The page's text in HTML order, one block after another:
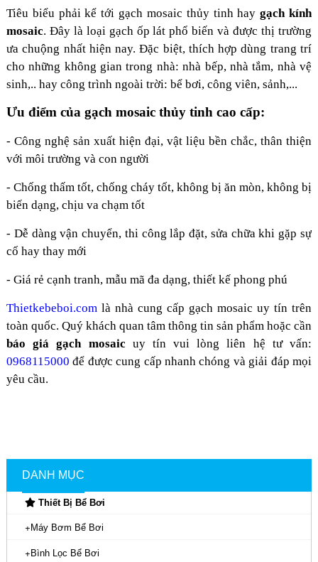
Tiêu biểu phải kể tới gạch mosaic thủy tinh haygạch kính
mosaic. Đây là loại gạch ốp lát phổ biến và được thị trường
ưa chuộng nhất hiện nay. Đặc biệt, thích hợp dùng trang trí
cho những không gian trong nhà: nhà bếp, nhà tắm, nhà vệ
sinh,.. hay công trình ngoài trời: bể bơi, công viên, sảnh,...
Ưu điểm của gạch mosaic thủy tinh cao cấp:
- Công nghệ sản xuất hiện đại, vật liệu bền chắc, thân thiện
với môi trường và con người
- Chống thấm tốt, chống cháy tốt, không bị ăn mòn, không bị
biến dạng, chịu va chạm tốt
- Dễ dàng vận chuyển, thi công lắp đặt, sửa chữa khi gặp sự
cố hay thay mới
- Giá rẻ cạnh tranh, mẫu mã đa dạng, thiết kế phong phú
Thietkebeboi.comlà nhà cung cấp gạch mosaic uy tín trên
toàn quốc. Quý khách quan tâm thông tin sản phẩm hoặc cần
báo giá gạch mosaic uy tín vui lòng liên hệ tư vấn:
0968115000 để được cung cấp nhanh chóng và giải đáp mọi
yêu cầu.
DANH MỤC
Thiết Bị Bể Bơi
Máy Bơm Bể Bơi
Bình Lọc Bể Bơi